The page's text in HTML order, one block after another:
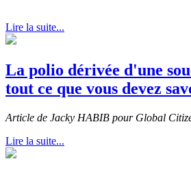
Lire la suite...
La polio dérivée d'une
tout ce que vous devez
Article de Jacky HABIB pour Global
Lire la suite...